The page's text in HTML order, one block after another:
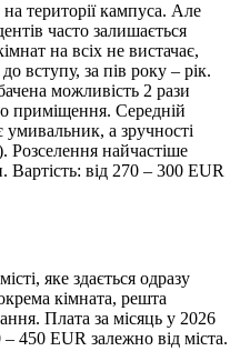
території кампуса. Але
часто залишається
на всіх не вистачає,
вступу, за пів року – рік.
можливість 2 рази
приміщення. Середній
умивальник, а зручності
Розселення найчастіше
від 270 – 300 EUR
яке здається одразу
кімната, решта
Плата за місяць у 2026
450 EUR залежно від міста.